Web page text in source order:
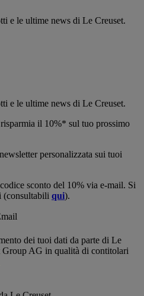
e le ultime news di Le Creuset.
e le ultime news di Le Creuset.
il 10%* sul tuo prossimo
personalizzata sui tuoi
sconto del 10% via e-mail. Si
(consultabili qui).
dei tuoi dati da parte di Le
Group AG in qualità di contitolari